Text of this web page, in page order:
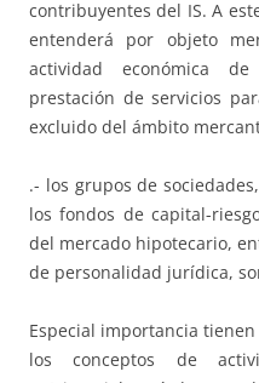
contribuyentes del IS. A
entenderá por objeto
actividad económica
prestación de servicios
excluido del ámbito
.- los grupos de
los fondos de capital-
del mercado hipotecario,
de personalidad jurídica,
Especial importancia
los conceptos de